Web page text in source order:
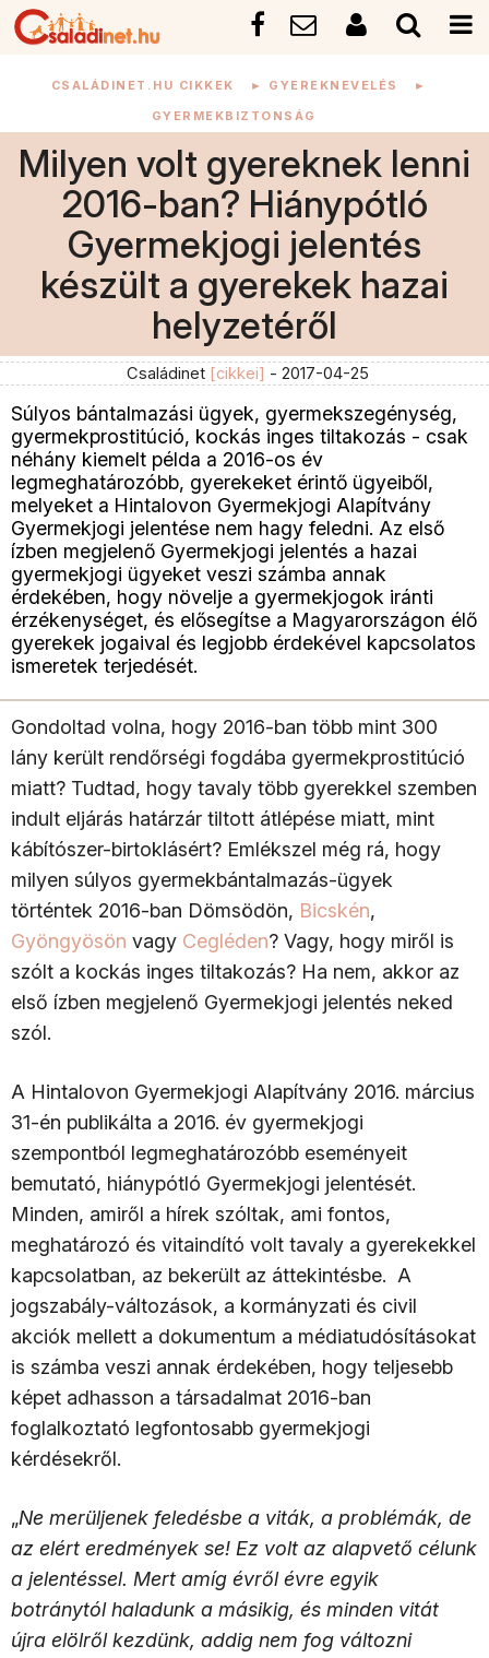
CSALÁDINET.HU CIKKEK ► GYEREKNEVELÉS ►
GYERMEKBIZTONSÁG
Milyen volt gyereknek lenni
2016-ban? Hiánypótló
Gyermekjogi jelentés
készült a gyerekek hazai
helyzetéről
Családinet [cikkei] - 2017-04-25
Súlyos bántalmazási ügyek, gyermekszegénység,
gyermekprostitúció, kockás inges tiltakozás - csak
néhány kiemelt példa a 2016-os év
legmeghatározóbb, gyerekeket érintő ügyeiből,
melyeket a Hintalovon Gyermekjogi Alapítvány
Gyermekjogi jelentése nem hagy feledni. Az első
ízben megjelenő Gyermekjogi jelentés a hazai
gyermekjogi ügyeket veszi számba annak
érdekében, hogy növelje a gyermekjogok iránti
érzékenységet, és elősegítse a Magyarországon élő
gyerekek jogaival és legjobb érdekével kapcsolatos
ismeretek terjedését.
Gondoltad volna, hogy 2016-ban több mint 300
lány került rendőrségi fogdába gyermekprostitúció
miatt? Tudtad, hogy tavaly több gyerekkel szemben
indult eljárás határzár tiltott átlépése miatt, mint
kábítószer-birtoklásért? Emlékszel még rá, hogy
milyen súlyos gyermekbántalmazás-ügyek
történtek 2016-ban Dömsödön, Bicskén,
Gyöngyösön vagy Cegléden? Vagy, hogy miről is
szólt a kockás inges tiltakozás? Ha nem, akkor az
első ízben megjelenő Gyermekjogi jelentés neked
szól.
A Hintalovon Gyermekjogi Alapítvány 2016. március
31-én publikálta a 2016. év gyermekjogi
szempontból legmeghatározóbb eseményeit
bemutató, hiánypótló Gyermekjogi jelentését.
Minden, amiről a hírek szóltak, ami fontos,
meghatározó és vitaindító volt tavaly a gyerekekkel
kapcsolatban, az bekerült az áttekintésbe. A
jogszabály-változások, a kormányzati és civil
akciók mellett a dokumentum a médiatudósításokat
is számba veszi annak érdekében, hogy teljesebb
képet adhasson a társadalmat 2016-ban
foglalkoztató legfontosabb gyermekjogi
kérdésekről.
„Ne merüljenek feledésbe a viták, a problémák, de
az elért eredmények se! Ez volt az alapvető célunk
a jelentéssel. Mert amíg évről évre egyik
botránytól haladunk a másikig, és minden vitát
újra elölről kezdünk, addig nem fog változni